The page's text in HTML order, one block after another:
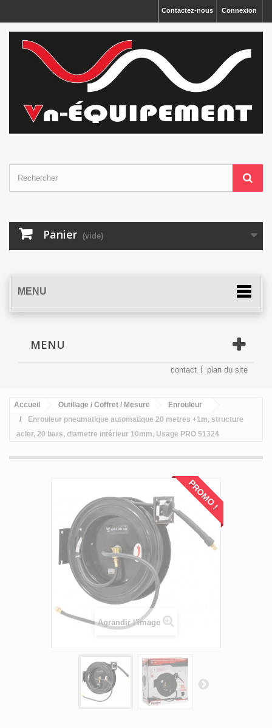
Connexion
Contactez-nous
Panier (vide)
MENU
MENU
contact plan du site
Accueil Outillage / Coffret / Mesure
Enrouleur
Enrouleur pneumatique automatique 20 metres +1m, structure
acier, 20 bars, diametre intérieur 10mm, Usage PRO 51324
PROMO !
Agrandir l'image